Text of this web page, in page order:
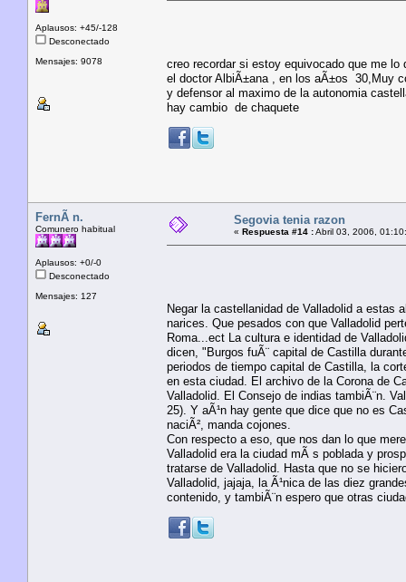
Aplausos: +45/-128
Desconectado
Mensajes: 9078
creo recordar si estoy equivocado que me
el doctor AlbiÃ±ana , en los aÃ±os 30,Muy
y defensor al maximo de la autonomia
hay cambio de chaquete
FernÃ n.
Comunero habitual
Aplausos: +0/-0
Desconectado
Mensajes: 127
Segovia tenia razon
« Respuesta #14 :Abril 03, 2006,
Negar la castellanidad de Valladolid a estas
narices. Que pesados con que Valladolid
Roma...ect La cultura e identidad de
dicen, "Burgos fuÃ¨ capital de Castilla
periodos de tiempo capital de Castilla, la
en esta ciudad. El archivo de la Corona de
Valladolid. El Consejo de indias tambiÃ¨n.
25). Y aÃ¹n hay gente que dice que no es
naciÃ², manda cojones.
Con respecto a eso, que nos dan lo que
Valladolid era la ciudad mÃ s poblada y
tratarse de Valladolid. Hasta que no se
Valladolid, jajaja, la Ã¹nica de las diez
contenido, y tambiÃ¨n espero que otras